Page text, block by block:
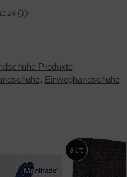
Produkte
, Einweghandschuhe
alt